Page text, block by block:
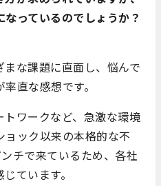
っているのでしょうか？
まな課題に直面し、悩んで
直な感想です。
ワークなど、急激な環境
ック以来の本格的な不
チで来ているため、各社
ています。